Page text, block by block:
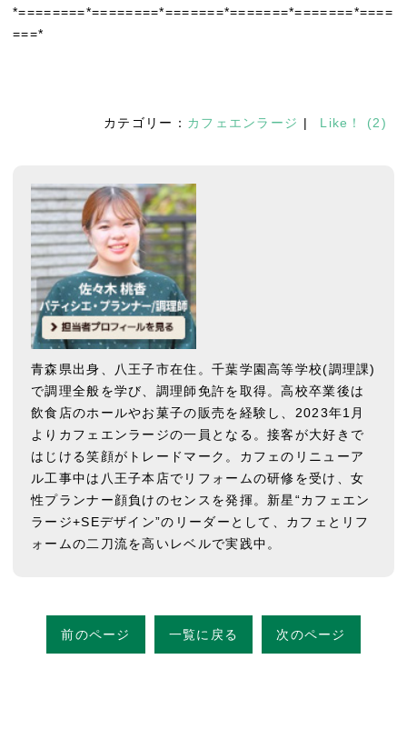
*========*========*=======*=======*=======*====
===*
カテゴリー： カフェエンラージ | Like！ (2)
青森県出身、八王子市在住。千葉学園高等学校(調理課)
で調理全般を学び、調理師免許を取得。高校卒業後は
飲食店のホールやお菓子の販売を経験し、2023年1月
よりカフェエンラージの一員となる。接客が大好きで
はじける笑顔がトレードマーク。カフェのリニューア
ル工事中は八王子本店でリフォームの研修を受け、女
性プランナー顔負けのセンスを発揮。新星“カフェエン
ラージ+SEデザイン”のリーダーとして、カフェとリフ
ォームの二刀流を高いレベルで実践中。
前のページ 一覧に戻る 次のページ